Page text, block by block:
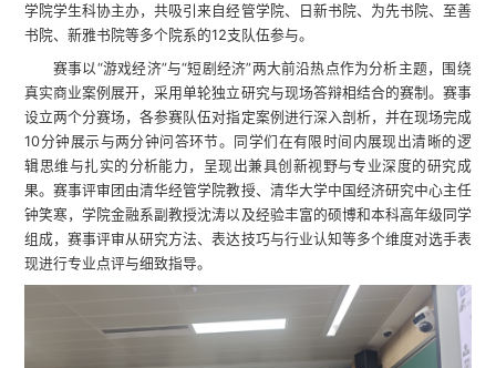
学院学生科协主办，共吸引来自经管学院、日新书院、为先书院、至善
书院、新雅书院等多个院系的12支队伍参与。
赛事以“游戏经济”与“短剧经济”两大前沿热点作为分析主题，围绕
真实商业案例展开，采用单轮独立研究与现场答辩相结合的赛制。赛事
设立两个分赛场，各参赛队伍对指定案例进行深入剖析，并在现场完成
10分钟展示与两分钟问答环节。同学们在有限时间内展现出清晰的逻
辑思维与扎实的分析能力，呈现出兼具创新视野与专业深度的研究成
果。赛事评审团由清华经管学院教授、清华大学中国经济研究中心主任
钟笑寒，学院金融系副教授沈涛以及经验丰富的硕博和本科高年级同学
组成，赛事评审从研究方法、表达技巧与行业认知等多个维度对选手表
现进行专业点评与细致指导。